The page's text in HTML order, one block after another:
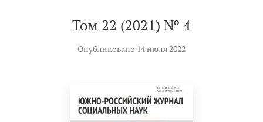
Том 22 (2021) № 4
Опубликовано 14 июля 2022